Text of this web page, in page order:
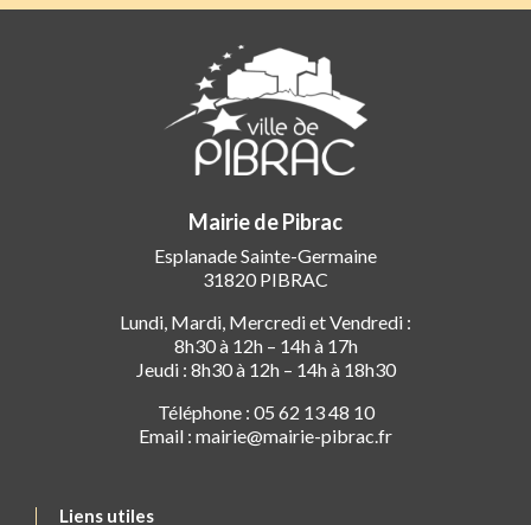
Mairie de Pibrac
Esplanade Sainte-Germaine
31820 PIBRAC
Lundi, Mardi, Mercredi et Vendredi :
8h30 à 12h – 14h à 17h
Jeudi : 8h30 à 12h – 14h à 18h30
Téléphone : 05 62 13 48 10
Email : mairie@mairie-pibrac.fr
Liens utiles